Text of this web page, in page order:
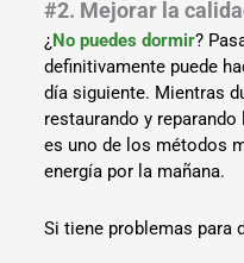
#2. Mejorar la
¿No puedes dormir?
definitivamente puede
día siguiente. Mientras
restaurando y
es uno de los métodos
energía por la mañana.
Si tiene problemas para